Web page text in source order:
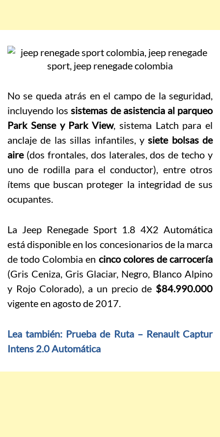
No se queda atrás en el campo de la seguridad,
incluyendo lossistemas de asistencia al parqueo
Park Sense y Park View, sistema Latch para el
anclaje de las sillas infantiles, ysiete bolsas de
aire(dos frontales, dos laterales, dos de techo y
uno de rodilla para el conductor), entre otros
ítems que buscan proteger la integridad de sus
ocupantes.
La Jeep Renegade Sport 1.8 4X2 Automática
está disponible en los concesionarios de la marca
de todo Colombia en cinco colores de carrocería
(Gris Ceniza, Gris Glaciar, Negro, Blanco Alpino
y Rojo Colorado), a un precio de $84.990.000
vigente en agosto de 2017.
Lea también: Prueba de Ruta – Renault Captur
Intens 2.0 Automática